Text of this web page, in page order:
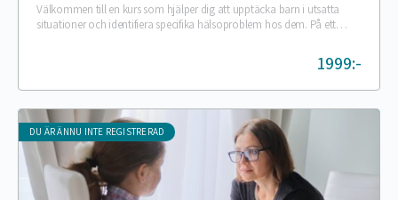
Välkommen till en kurs som hjälper dig att upptäcka barn i utsatta
situationer och identifiera specifika hälsoproblem hos dem. På ett
1999:-
DU ÄR ÄNNU INTE REGISTRERAD